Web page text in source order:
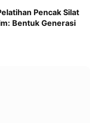
Pencak Silat
Bentuk Generasi